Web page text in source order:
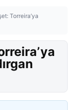
Torreira’ya